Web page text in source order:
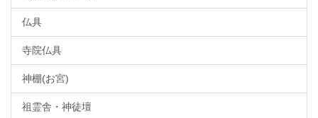
仏具
寺院仏具
神棚(お宮)
祖霊舎・神徒壇